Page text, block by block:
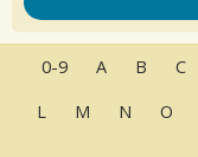
0-9 A B C
L
M N O